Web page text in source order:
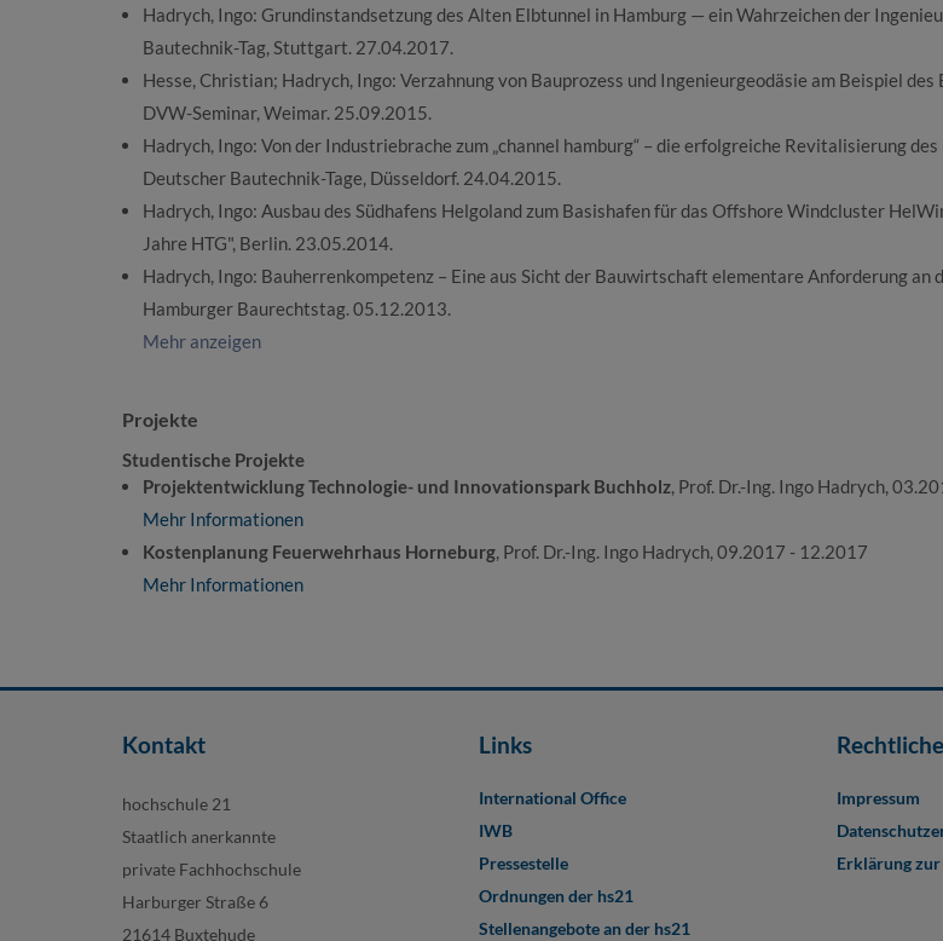
Hadrych, Ingo: Grundinstandsetzung des Alten Elbtunnel in Hamburg — ein Wahrzeichen der
Bautechnik-Tag, Stuttgart. 27.04.2017.
Hesse, Christian; Hadrych, Ingo: Verzahnung von Bauprozess und Ingenieurgeodäsie am Beispiel
DVW-Seminar, Weimar. 25.09.2015.
Hadrych, Ingo: Von der Industriebrache zum „channel hamburg“ – die erfolgreiche Revitalisierung
Deutscher Bautechnik-Tage, Düsseldorf. 24.04.2015.
Hadrych, Ingo: Ausbau des Südhafens Helgoland zum Basishafen für das Offshore Windcluster
Jahre HTG", Berlin. 23.05.2014.
Hadrych, Ingo: Bauherrenkompetenz – Eine aus Sicht der Bauwirtschaft elementare Anforderung an
Hamburger Baurechtstag. 05.12.2013.
Mehr anzeigen
Projekte
Studentische Projekte
Projektentwicklung Technologie- und Innovationspark Buchholz, Prof. Dr.-Ing. Ingo Hadrych,
Mehr Informationen
Kostenplanung Feuerwehrhaus Horneburg, Prof. Dr.-Ing. Ingo Hadrych, 09.2017 - 12.2017
Mehr Informationen
Kontakt
hochschule 21
Staatlich anerkannte
private Fachhochschule
Harburger Straße 6
21614 Buxtehude
Links
International Office
IWB
Pressestelle
Ordnungen der hs21
Stellenangebote an der hs21
Impressum
Erklärung